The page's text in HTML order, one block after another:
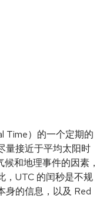
Time）的一个定期的
量接近于平均太阳时
候和地理事件的因素，
，UTC 的闰秒是不规
身的信息，以及 Red